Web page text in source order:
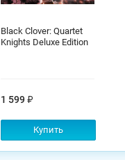
Black Clover: Quartet
Knights Deluxe Edition
1 599
Купить